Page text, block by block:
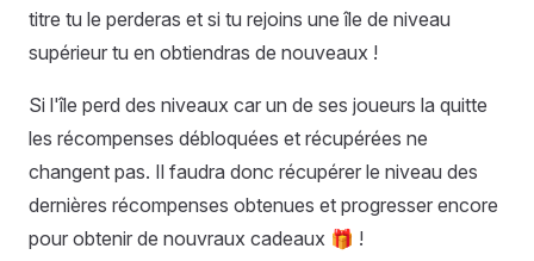
titre tu le perderas et si tu rejoins une île de niveau
supérieur tu en obtiendras de nouveaux !
Si l'île perd des niveaux car un de ses joueurs la quitte
les récompenses débloquées et récupérées ne
changent pas. Il faudra donc récupérer le niveau des
dernières récompenses obtenues et progresser encore
pour obtenir de nouvraux cadeaux 🎁 !